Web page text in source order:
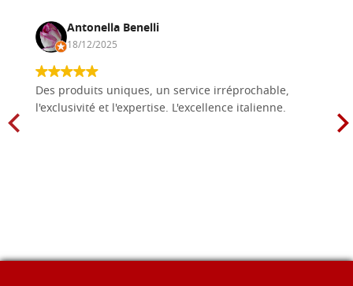
Antonella Benelli
18/12/2025
Des produits uniques, un service irréprochable,
l'exclusivité et l'expertise. L'excellence italienne.